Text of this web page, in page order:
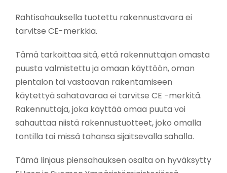
Rahtisahauksella tuotettu rakennustavara ei
tarvitse CE-merkkiä.
Tämä tarkoittaa sitä, että rakennuttajan omasta
puusta valmistettu ja omaan käyttöön, oman
pientalon tai vastaavan rakentamiseen
käytettyä sahatavaraa ei tarvitse CE -merkitä.
Rakennuttaja, joka käyttää omaa puuta voi
sahauttaa niistä rakennustuotteet, joko omalla
tontilla tai missä tahansa sijaitsevalla sahalla.
Tämä linjaus piensahauksen osalta on hyväksytty